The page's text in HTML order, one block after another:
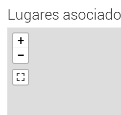
Lugares
+
−